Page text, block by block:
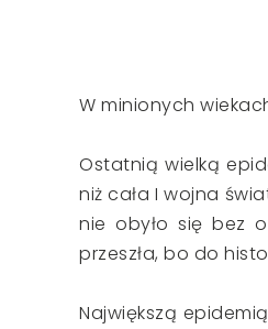
W minionych
Ostatnią wielką
niż cała I wojna
nie obyło się bez
przeszła, bo do
Największą